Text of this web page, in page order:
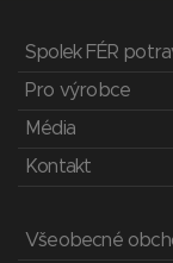
Spolek FÉR
Pro výrobce
Média
Kontakt
Všeobecné